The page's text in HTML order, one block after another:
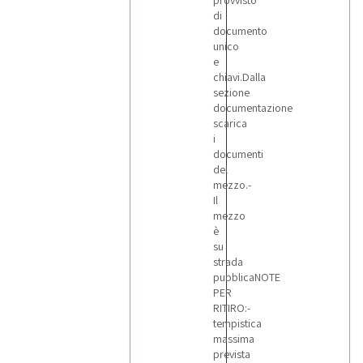
di
documento
unico
e
chiavi.Dalla
sezione
documentazione
scarica
i
documenti
del
mezzo.-
Il
mezzo
è
su
strada
pubblicaNOTE
PER
RITIRO:-
tempistica
massima
prevista